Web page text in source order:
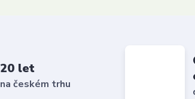
20 let
na českém trhu